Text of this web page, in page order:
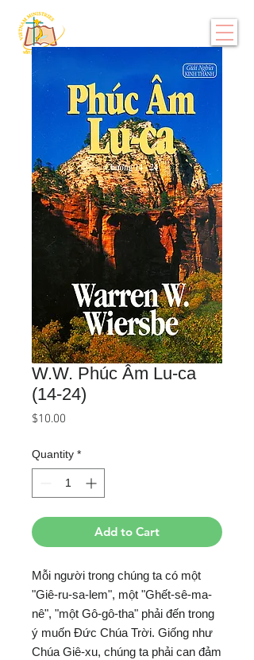
W.W. Phúc Âm Lu-ca
(14-24)
$10.00
Quantity *
Add to Cart
Mỗi người trong chúng ta có một
"Giê-ru-sa-lem", một "Ghết-sê-ma-
nê", "một Gô-gô-tha" phải đến trong
ý muốn Đức Chúa Trời. Giống như
Chúa Giê-xu, chúng ta phải can đảm